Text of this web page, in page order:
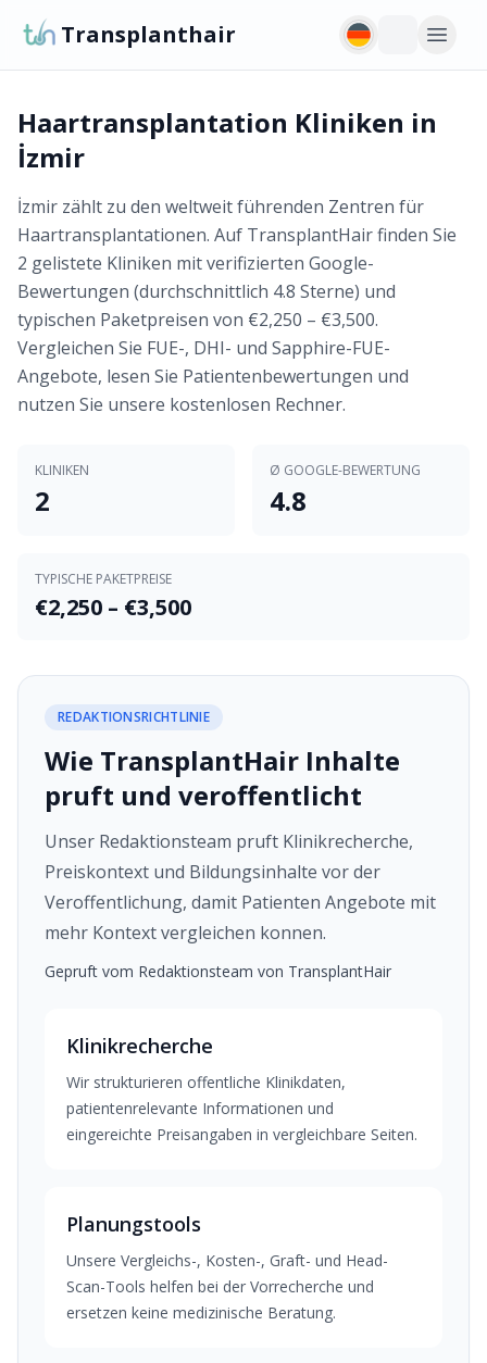
Transplanthair
Haartransplantation Kliniken in
İzmir
İzmir zählt zu den weltweit führenden Zentren für
Haartransplantationen. Auf TransplantHair finden Sie
2 gelistete Kliniken mit verifizierten Google-
Bewertungen (durchschnittlich 4.8 Sterne) und
typischen Paketpreisen von €2,250 – €3,500.
Vergleichen Sie FUE-, DHI- und Sapphire-FUE-
Angebote, lesen Sie Patientenbewertungen und
nutzen Sie unsere kostenlosen Rechner.
KLINIKEN
2
Ø GOOGLE-BEWERTUNG
4.8
TYPISCHE PAKETPREISE
€2,250 – €3,500
REDAKTIONSRICHTLINIE
Wie TransplantHair Inhalte
pruft und veroffentlicht
Unser Redaktionsteam pruft Klinikrecherche,
Preiskontext und Bildungsinhalte vor der
Veroffentlichung, damit Patienten Angebote mit
mehr Kontext vergleichen konnen.
Gepruft vom Redaktionsteam von TransplantHair
Klinikrecherche
Wir strukturieren offentliche Klinikdaten,
patientenrelevante Informationen und
eingereichte Preisangaben in vergleichbare Seiten.
Planungstools
Unsere Vergleichs-, Kosten-, Graft- und Head-
Scan-Tools helfen bei der Vorrecherche und
ersetzen keine medizinische Beratung.